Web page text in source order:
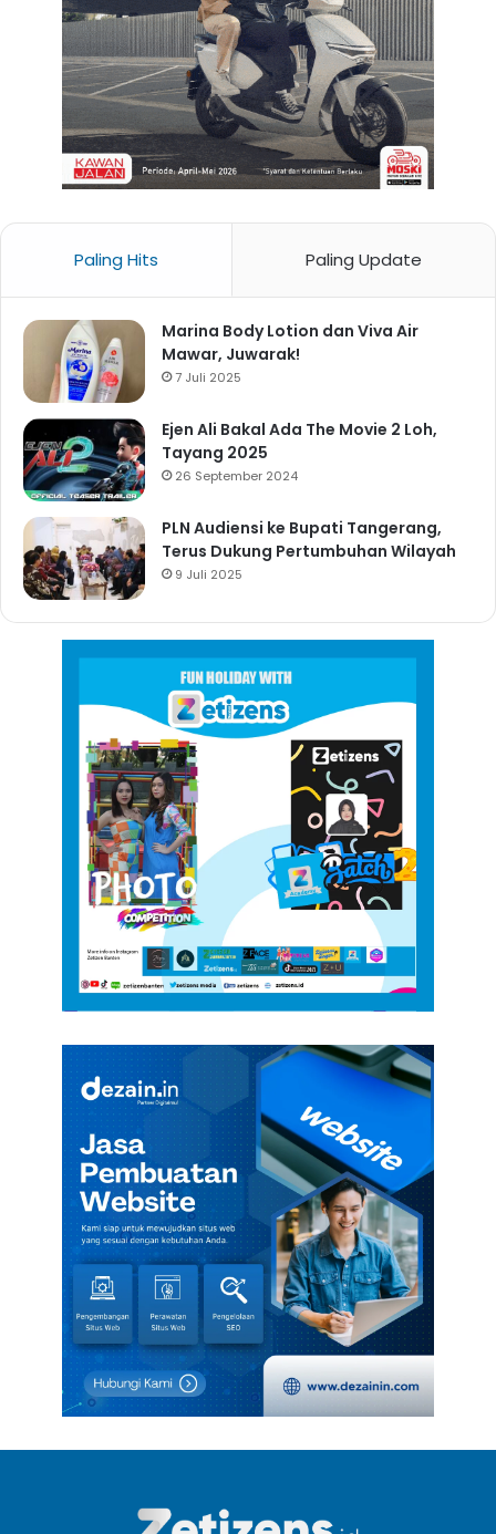
Paling Hits Paling Update
Marina Body Lotion dan Viva Air
Mawar, Juwarak!
7 Juli 2025
Ejen Ali Bakal Ada The Movie 2 Loh,
Tayang 2025
26 September 2024
PLN Audiensi ke Bupati Tangerang,
Terus Dukung Pertumbuhan Wilayah
9 Juli 2025